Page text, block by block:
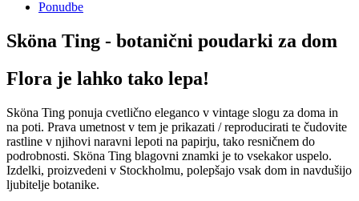
Ponudbe
Sköna Ting - botanični poudarki za dom
Flora je lahko tako lepa!
Sköna Ting ponuja cvetlično eleganco v vintage slogu za doma in
na poti. Prava umetnost v tem je prikazati / reproducirati te čudovite
rastline v njihovi naravni lepoti na papirju, tako resničnem do
podrobnosti. Sköna Ting blagovni znamki je to vsekakor uspelo.
Izdelki, proizvedeni v Stockholmu, polepšajo vsak dom in navdušijo
ljubitelje botanike.